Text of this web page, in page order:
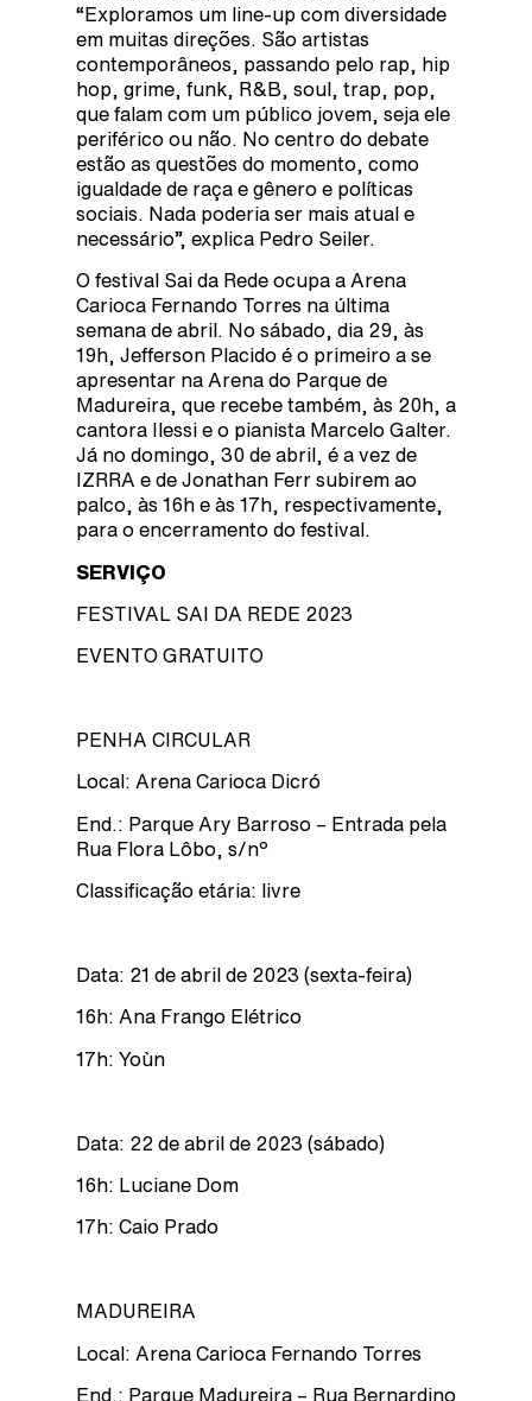
“Exploramos um line-up com diversidade
em muitas direções. São artistas
contemporâneos, passando pelo rap, hip
hop, grime, funk, R&B, soul, trap, pop,
que falam com um público jovem, seja ele
periférico ou não. No centro do debate
estão as questões do momento, como
igualdade de raça e gênero e políticas
sociais. Nada poderia ser mais atual e
necessário”, explica Pedro Seiler.
O festival Sai da Rede ocupa a Arena
Carioca Fernando Torres na última
semana de abril. No sábado, dia 29, às
19h, Jefferson Placido é o primeiro a se
apresentar na Arena do Parque de
Madureira, que recebe também, às 20h, a
cantora Ilessi e o pianista Marcelo Galter.
Já no domingo, 30 de abril, é a vez de
IZRRA e de Jonathan Ferr subirem ao
palco, às 16h e às 17h, respectivamente,
para o encerramento do festival.
SERVIÇO
FESTIVAL SAI DA REDE 2023
EVENTO GRATUITO
PENHA CIRCULAR
Local: Arena Carioca Dicró
End.: Parque Ary Barroso – Entrada pela
Rua Flora Lôbo, s/nº
Classificação etária: livre
Data: 21 de abril de 2023 (sexta-feira)
16h: Ana Frango Elétrico
17h: Yoùn
Data: 22 de abril de 2023 (sábado)
16h: Luciane Dom
17h: Caio Prado
MADUREIRA
Local: Arena Carioca Fernando Torres
End.: Parque Madureira – Rua Bernardino